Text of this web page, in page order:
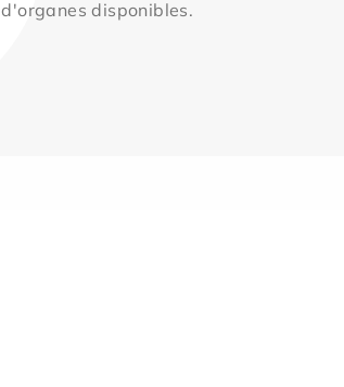
disponibles.